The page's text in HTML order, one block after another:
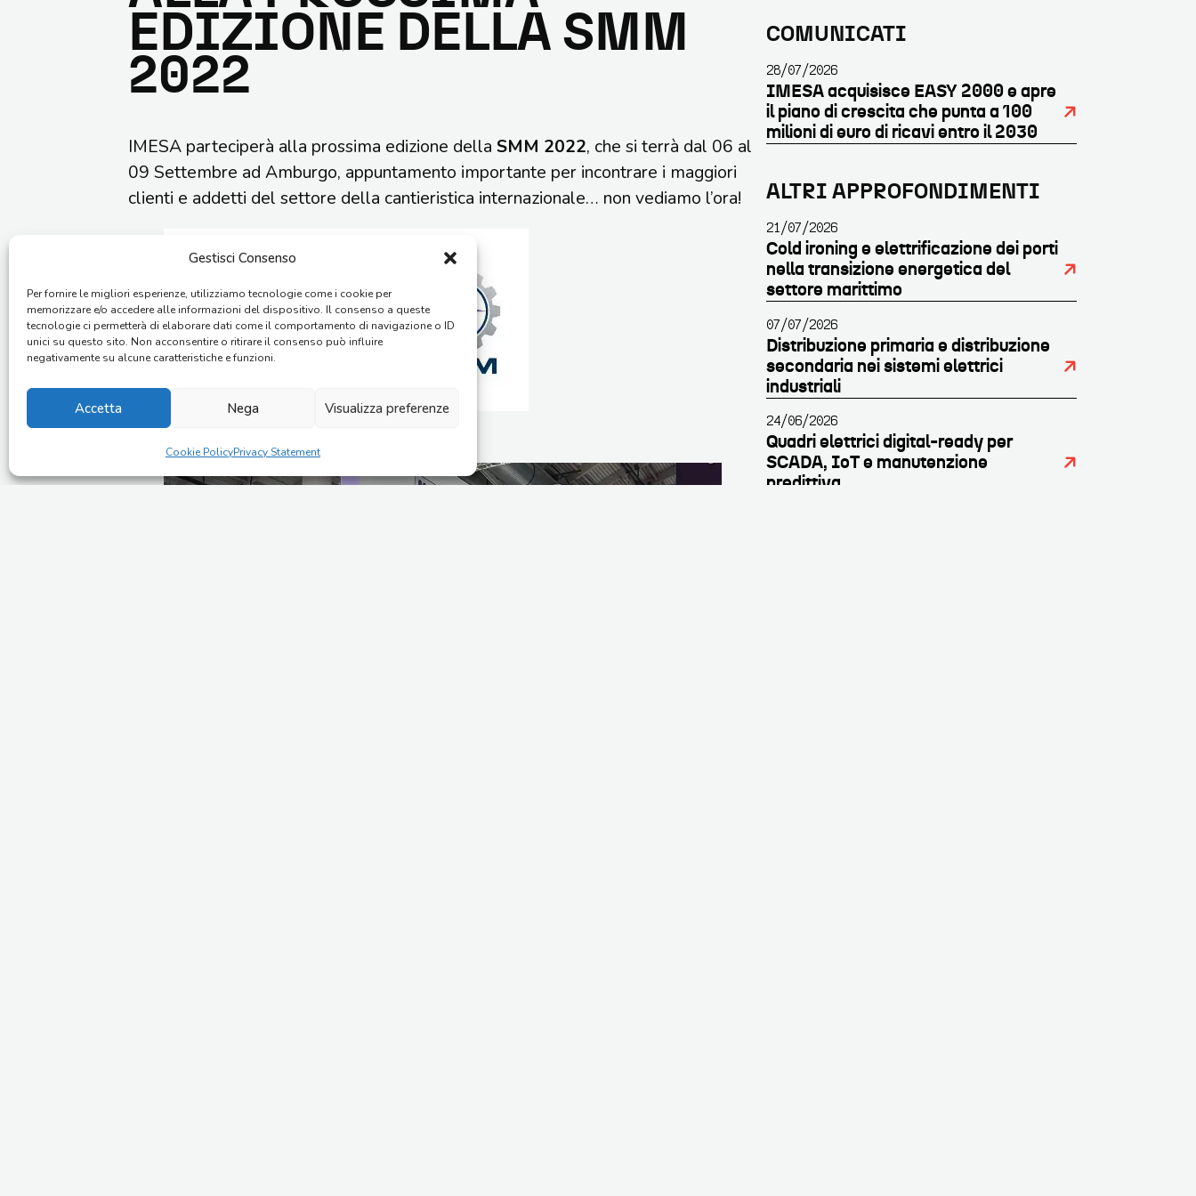
Gestisci Consenso
Per fornire le migliori esperienze, utilizziamo tecnologie come i cookie per
memorizzare e/o accedere alle informazioni del dispositivo. Il consenso a queste
tecnologie ci permetterà di elaborare dati come il comportamento di navigazione o ID
unici su questo sito. Non acconsentire o ritirare il consenso può influire
negativamente su alcune caratteristiche e funzioni.
Accetta Nega Visualizza preferenze
Cookie PolicyPrivacy Statement
EDIZIONE DELLA SMM
2022
IMESA parteciperà alla prossima edizione della SMM 2022, che si terrà dal 06 al
09 Settembre ad Amburgo, appuntamento importante per incontrare i maggiori
clienti e addetti del settore della cantieristica internazionale… non vediamo l’ora!
COMUNICATI
28/07/2026
IMESA acquisisce EASY 2000 e apre
il piano di crescita che punta a 100
milioni di euro di ricavi entro il 2030
ALTRI APPROFONDIMENTI
21/07/2026
Cold ironing e elettrificazione dei porti
nella transizione energetica del
settore marittimo
07/07/2026
Distribuzione primaria e distribuzione
secondaria nei sistemi elettrici
industriali
24/06/2026
Quadri elettrici digital-ready per
SCADA, IoT e manutenzione
predittiva